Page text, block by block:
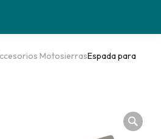
MotosierrasEspada para